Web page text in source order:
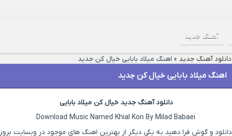
آهنگ جدید
دانلود آهنگ جدید » اهنگ میلاد بابایی خیال کن جدید
اهنگ میلاد بابایی خیال کن جدید
دانلود آهنگ جدید خیال کن میلاد بابایی
Download Music Named Khial Kon By Milad Babaei
دانلود و گوش فرا دهید به یکی دیگر از بهترین اهنگ های موجود در وبسایت بروز